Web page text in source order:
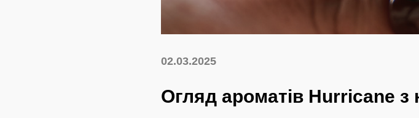
02.03.2025
Огляд ароматів Hurricane з